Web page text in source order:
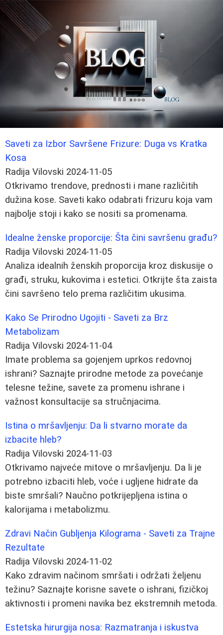
Saveti za Izbor Savršene Frizure: Duga vs Kratka
Kosa
Radija Vilovski 2024-11-05
Otkrivamo trendove, prednosti i mane različitih
dužina kose. Saveti kako odabrati frizuru koja vam
najbolje stoji i kako se nositi sa promenama.
Idealne ženske proporcije: Šta čini savršenu građu?
Radija Vilovski 2024-11-05
Analiza idealnih ženskih proporcija kroz diskusije o
građi, struku, kukovima i estetici. Otkrijte šta zaista
čini savršeno telo prema različitim ukusima.
Kako Se Prirodno Ugojiti - Saveti za Brz
Metabolizam
Radija Vilovski 2024-11-04
Imate problema sa gojenjem uprkos redovnoj
ishrani? Saznajte prirodne metode za povećanje
telesne težine, savete za promenu ishrane i
važnost konsultacije sa stručnjacima.
Istina o mršavljenju: Da li stvarno morate da
izbacite hleb?
Radija Vilovski 2024-11-03
Otkrivamo najveće mitove o mršavljenju. Da li je
potrebno izbaciti hleb, voće i ugljene hidrate da
biste smršali? Naučno potkrijepljena istina o
kalorijama i metabolizmu.
Zdravi Način Gubljenja Kilograma - Saveti za Trajne
Rezultate
Radija Vilovski 2024-11-02
Kako zdravim načinom smršati i održati željenu
težinu? Saznajte korisne savete o ishrani, fizičkoj
aktivnosti i promeni navika bez ekstremnih metoda.
Estetska hirurgija nosa: Razmatranja i iskustva